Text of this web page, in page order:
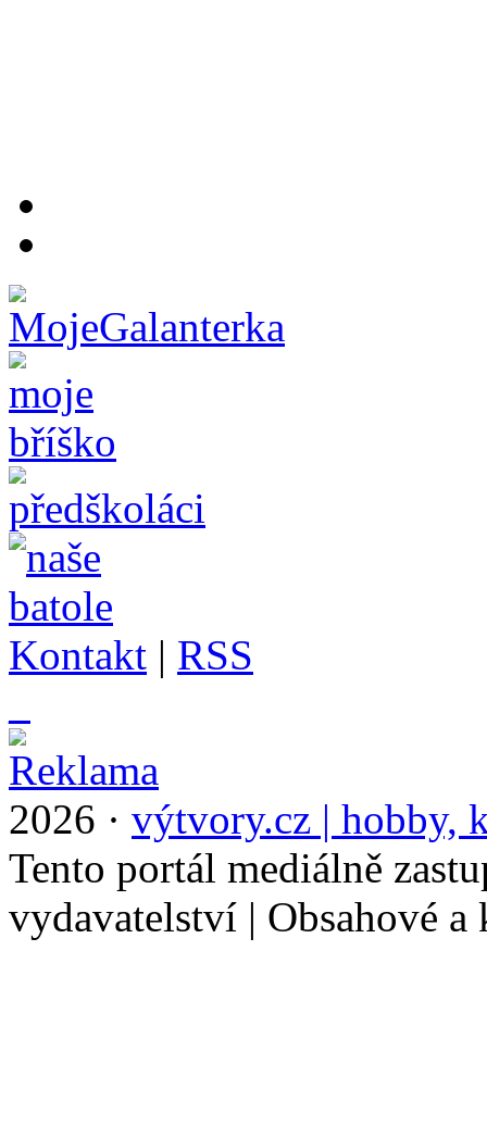
Kontakt | RSS
2026 · výtvory.cz | hobby,
Tento portál mediálně
vydavatelství | Obsahové